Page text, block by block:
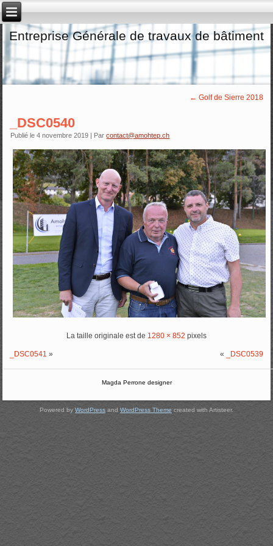
Entreprise Générale de travaux de bâtiment
← Golf de Sierre 2018
_DSC0540
Publié le 4 novembre 2019 | Par contact@amohtep.ch
La taille originale est de 1280 × 852 pixels
_DSC0541 » « _DSC0539
Magda Perrone designer
Powered by WordPress and WordPress Theme created with Artisteer.